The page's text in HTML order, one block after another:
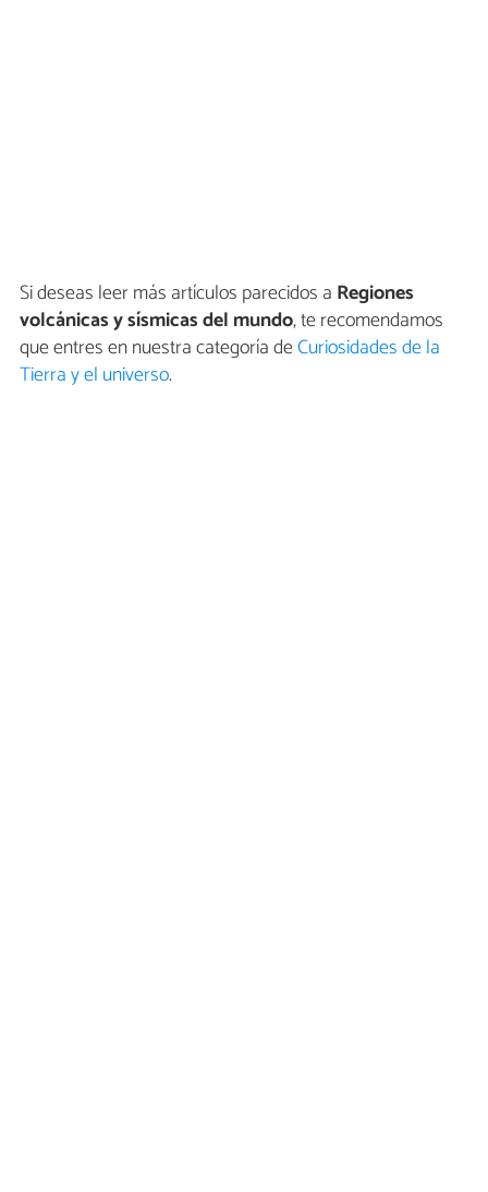
Si deseas leer más artículos parecidos a Regiones
volcánicas y sísmicas del mundo, te recomendamos
que entres en nuestra categoría deCuriosidades de la
Tierra y el universo.